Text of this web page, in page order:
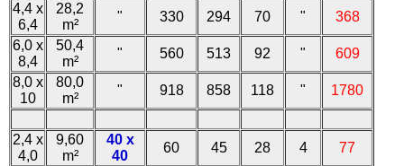
4,4 x
6,4
28,2
m²
" 330 294 70 "
368
6,0 x
8,4
50,4
m²
" 560 513 92 "
609
8,0 x
10
80,0
m²
" 918 858 118 " 1780
2,4 x
4,0
9,60
m²
40 x
40
60 45 28 4
77